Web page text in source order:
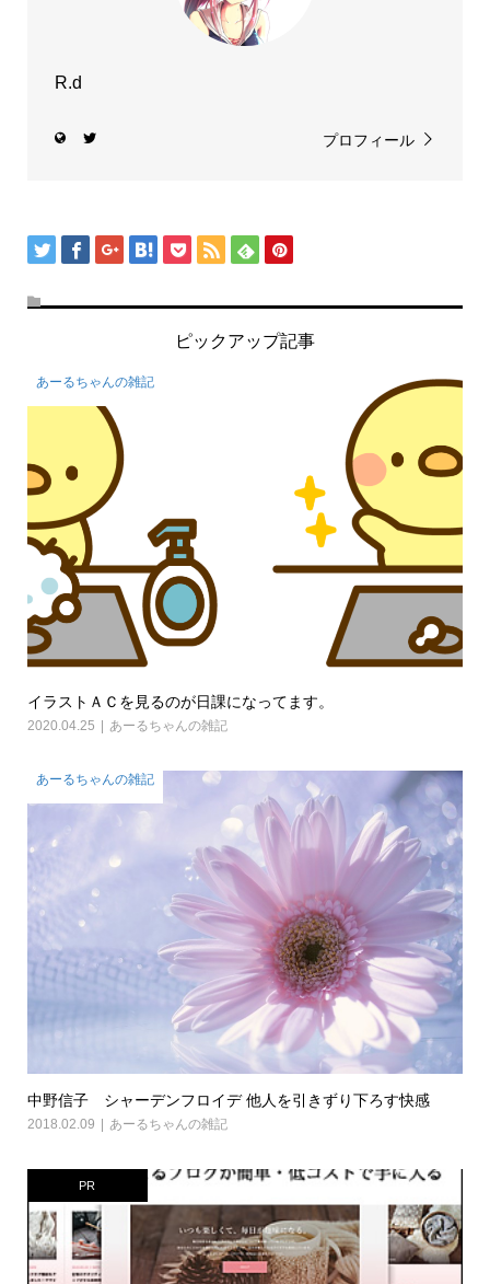
R.d
プロフィール
ピックアップ記事
あーるちゃんの雑記
イラストＡＣを見るのが日課になってます。
2020.04.25 あーるちゃんの雑記
あーるちゃんの雑記
中野信子 シャーデンフロイデ 他人を引きずり下ろす快感
2018.02.09 あーるちゃんの雑記
PR